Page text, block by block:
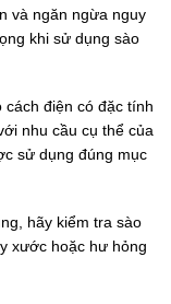
và ngăn ngừa nguy
khi sử dụng sào
cách điện có đặc tính
nhu cầu cụ thể của
sử dụng đúng mục
hãy kiểm tra sào
xước hoặc hư hỏng